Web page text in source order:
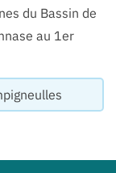
du Bassin de
au 1er